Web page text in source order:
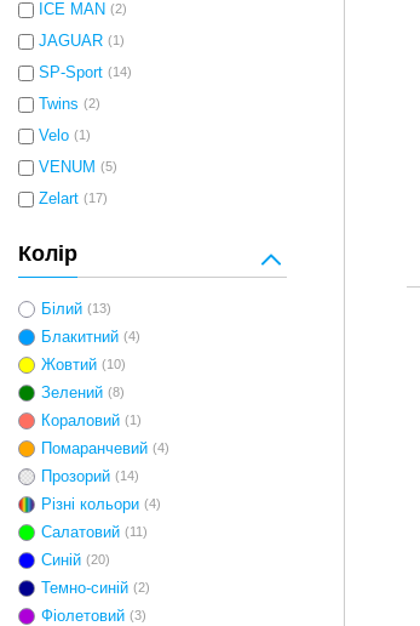
ICE MAN (2)
JAGUAR (1)
SP-Sport (14)
Twins (2)
Velo (1)
VENUM (5)
Zelart (17)
Колір
Білий (13)
Блакитний (4)
Жовтий (10)
Зелений (8)
Кораловий (1)
Помаранчевий (4)
Прозорий (14)
Різні кольори (4)
Салатовий (11)
Синій (20)
Темно-синій (2)
Фіолетовий (3)